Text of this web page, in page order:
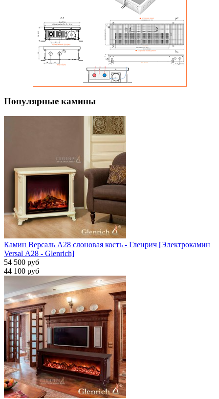
Популярные камины
Камин Версаль A28 слоновая кость - Гленрич [Электрокамин
Versal А28 - Glenrich]
54 500 руб
44 100 руб